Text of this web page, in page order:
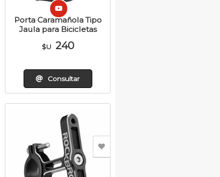
Porta Caramañola Tipo
Jaula para Bicicletas
$U 240
Consultar